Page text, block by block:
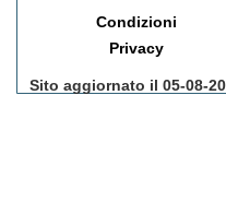
Condizioni
Privacy
Sito aggiornato il 05-08-